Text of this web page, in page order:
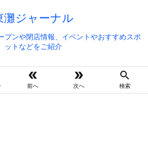
灘ジャーナル
プンや閉店情報、イベントやおすすめスポ
ットなどをご紹介

前へ

次へ

検索